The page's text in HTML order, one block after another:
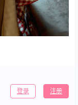
登录 注册